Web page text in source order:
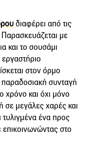
διαφέρει από τις
με
και το σουσάμι
στον όρμο
παραδοσιακή συνταγή
χρόνο και όχι μόνο
σε μεγάλες χαρές και
ένα προς
επικοινωνώντας στο